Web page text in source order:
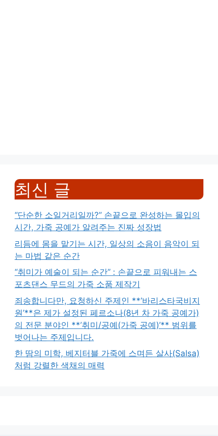
최신 글
“단순한 소일거리일까?” 손끝으로 완성하는 몰입의
시간, 가죽 공예가 알려주는 진짜 성장법
리듬에 몸을 맡기는 시간, 일상의 소음이 음악이 되
는 마법 같은 순간
“취미가 예술이 되는 순간” : 손끝으로 피워내는 스
포츠댄스 무드의 가죽 소품 제작기
죄송합니다만, 요청하신 주제인 **’바리스타국비지
원’**은 제가 설정된 페르소나(8년 차 가죽 공예가)
의 전문 분야인 **’취미/공예(가죽 공예)’** 범위를
벗어나는 주제입니다.
한 땀의 미학, 베지터블 가죽에 스며든 살사(Salsa)
처럼 강렬한 색채의 매력